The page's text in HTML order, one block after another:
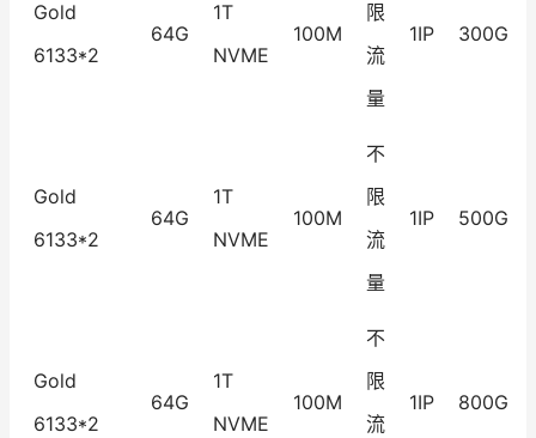
Gold
6133*2
64G
1T
NVME
100M
限
流
量
1IP 300G
Gold
6133*2
64G
1T
NVME
100M
不
限
流
量
1IP 500G
Gold
6133*2
64G
1T
NVME
100M
不
限
流
1IP 800G